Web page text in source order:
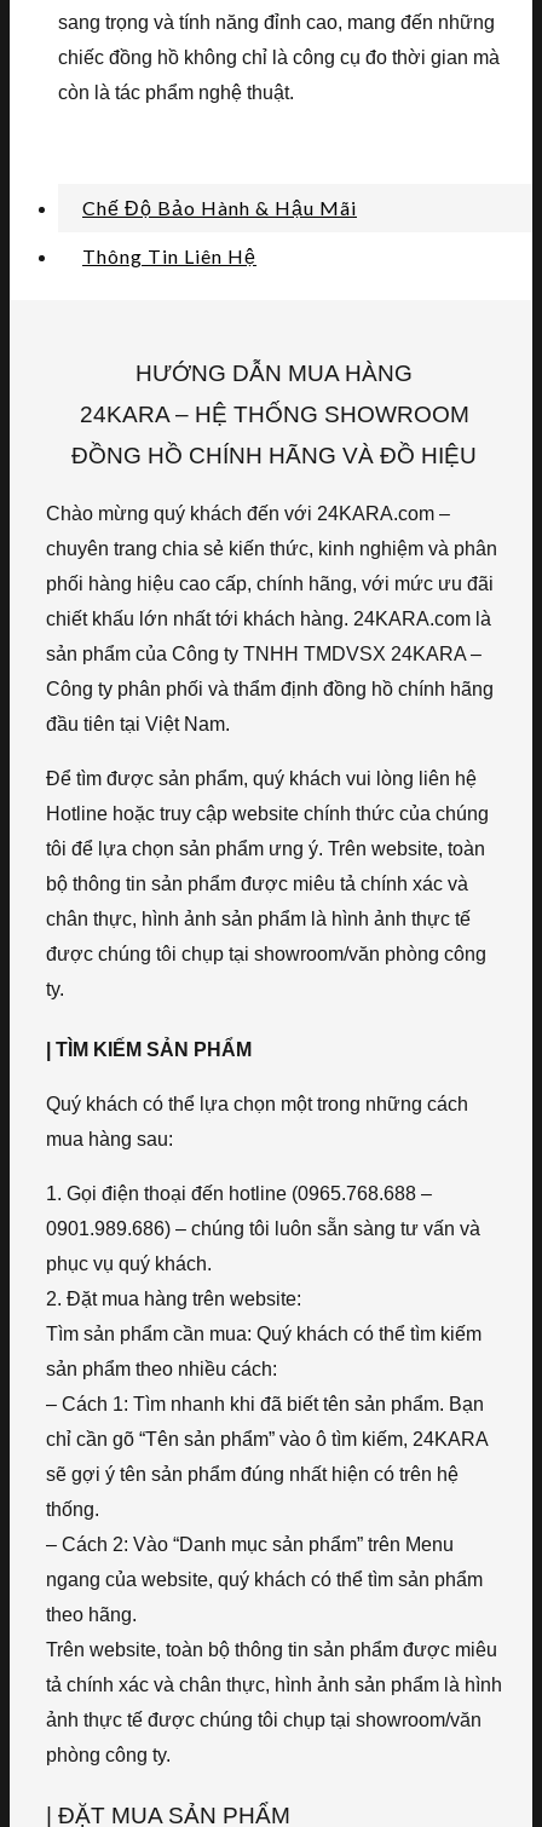
sang trọng và tính năng đỉnh cao, mang đến những
chiếc đồng hồ không chỉ là công cụ đo thời gian mà
còn là tác phẩm nghệ thuật.
Chế Độ Bảo Hành & Hậu Mãi
Thông Tin Liên Hệ
HƯỚNG DẪN MUA HÀNG
24KARA – HỆ THỐNG SHOWROOM
ĐỒNG HỒ CHÍNH HÃNG VÀ ĐỒ HIỆU
Chào mừng quý khách đến với 24KARA.com –
chuyên trang chia sẻ kiến thức, kinh nghiệm và phân
phối hàng hiệu cao cấp, chính hãng, với mức ưu đãi
chiết khấu lớn nhất tới khách hàng. 24KARA.com là
sản phẩm của Công ty TNHH TMDVSX 24KARA –
Công ty phân phối và thẩm định đồng hồ chính hãng
đầu tiên tại Việt Nam.
Để tìm được sản phẩm, quý khách vui lòng liên hệ
Hotline hoặc truy cập website chính thức của chúng
tôi để lựa chọn sản phẩm ưng ý. Trên website, toàn
bộ thông tin sản phẩm được miêu tả chính xác và
chân thực, hình ảnh sản phẩm là hình ảnh thực tế
được chúng tôi chụp tại showroom/văn phòng công
ty.
| TÌM KIẾM SẢN PHẨM
Quý khách có thể lựa chọn một trong những cách
mua hàng sau:
1. Gọi điện thoại đến hotline (0965.768.688 –
0901.989.686) – chúng tôi luôn sẵn sàng tư vấn và
phục vụ quý khách.
2. Đặt mua hàng trên website:
Tìm sản phẩm cần mua: Quý khách có thể tìm kiếm
sản phẩm theo nhiều cách:
– Cách 1: Tìm nhanh khi đã biết tên sản phẩm. Bạn
chỉ cần gõ “Tên sản phẩm” vào ô tìm kiếm, 24KARA
sẽ gợi ý tên sản phẩm đúng nhất hiện có trên hệ
thống.
– Cách 2: Vào “Danh mục sản phẩm” trên Menu
ngang của website, quý khách có thể tìm sản phẩm
theo hãng.
Trên website, toàn bộ thông tin sản phẩm được miêu
tả chính xác và chân thực, hình ảnh sản phẩm là hình
ảnh thực tế được chúng tôi chụp tại showroom/văn
phòng công ty.
| ĐẶT MUA SẢN PHẨM